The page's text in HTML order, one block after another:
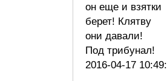
он еще и взятки
берет! Клятву
они давали!
Под трибунал!
2016-04-17